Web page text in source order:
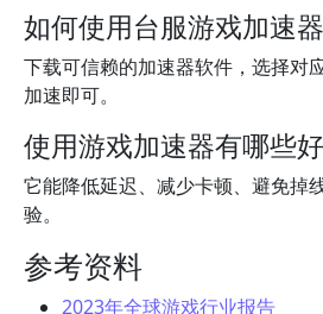
如何使用台服游戏加速
下载可信赖的加速器软件，选择对
加速即可。
使用游戏加速器有哪些
它能降低延迟、减少卡顿、避免掉
验。
参考资料
2023年全球游戏行业报告